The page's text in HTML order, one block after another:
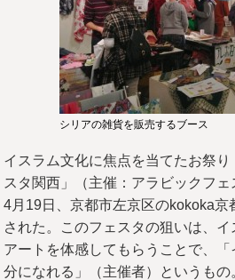
シリアの雑貨を販売するブース
イスラム文化に焦点を当てたお祭
スタ関西」（主催：アラビックフ
4月19日、京都市左京区のkokoka京
された。このフェスタの狙いは、イ
アートを体感してもらうことで、
分になれる」（主催者）というも